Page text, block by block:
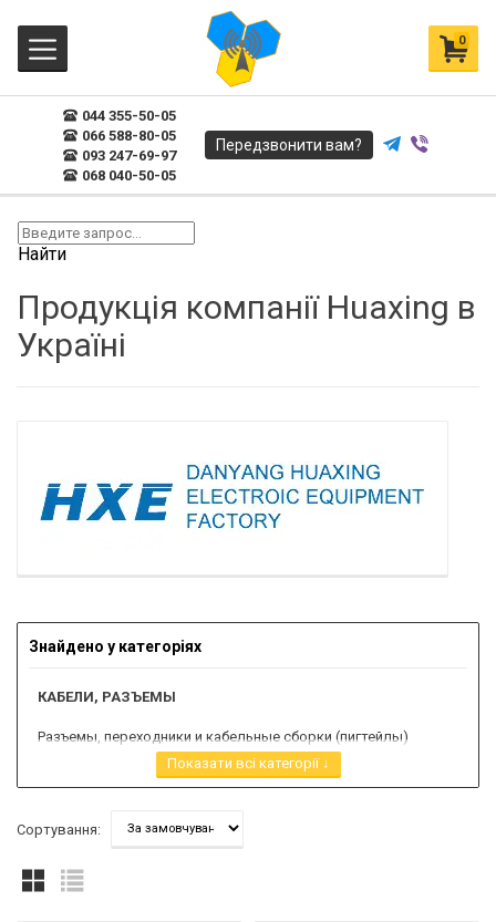
0
044 355-50-05
066 588-80-05
093 247-69-97
068 040-50-05
Передзвонити вам?
Найти
Продукція компанії Huaxing в
Україні
Знайдено у категоріях
КАБЕЛИ, РАЗЪЕМЫ
Разъемы, переходники и кабельные сборки (пигтейлы)
Показати всі категорії ↓
Сортування: